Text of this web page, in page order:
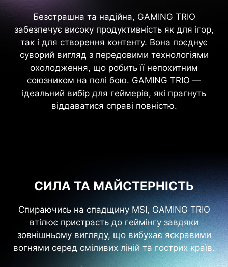
Безстрашна та надійна, GAMING TRIO
забезпечує високу продуктивність як для ігор,
так і для створення контенту. Вона поєднує
суворий вигляд з передовими технологіями
охолодження, що робить її непохитним
союзником на полі бою. GAMING TRIO —
ідеальний вибір для геймерів, які прагнуть
віддаватися справі повністю.
СИЛА ТА МАЙСТЕРНІСТЬ
Спираючись на спадщину MSI, GAMING TRIO
втілює пристрасть до геймінгу завдяки
зовнішньому вигляду, що вибухає яскравими
вогнями серед сміливих ліній та гострих країв.